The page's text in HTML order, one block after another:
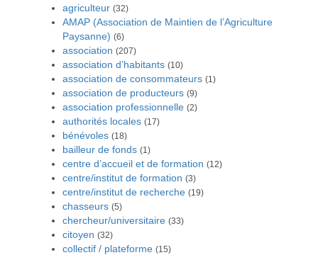
agriculteur (32)
AMAP (Association de Maintien de l’Agriculture
Paysanne) (6)
association (207)
association d’habitants (10)
association de consommateurs (1)
association de producteurs (9)
association professionnelle (2)
authorités locales (17)
bénévoles (18)
bailleur de fonds (1)
centre d’accueil et de formation (12)
centre/institut de formation (3)
centre/institut de recherche (19)
chasseurs (5)
chercheur/universitaire (33)
citoyen (32)
collectif / plateforme (15)